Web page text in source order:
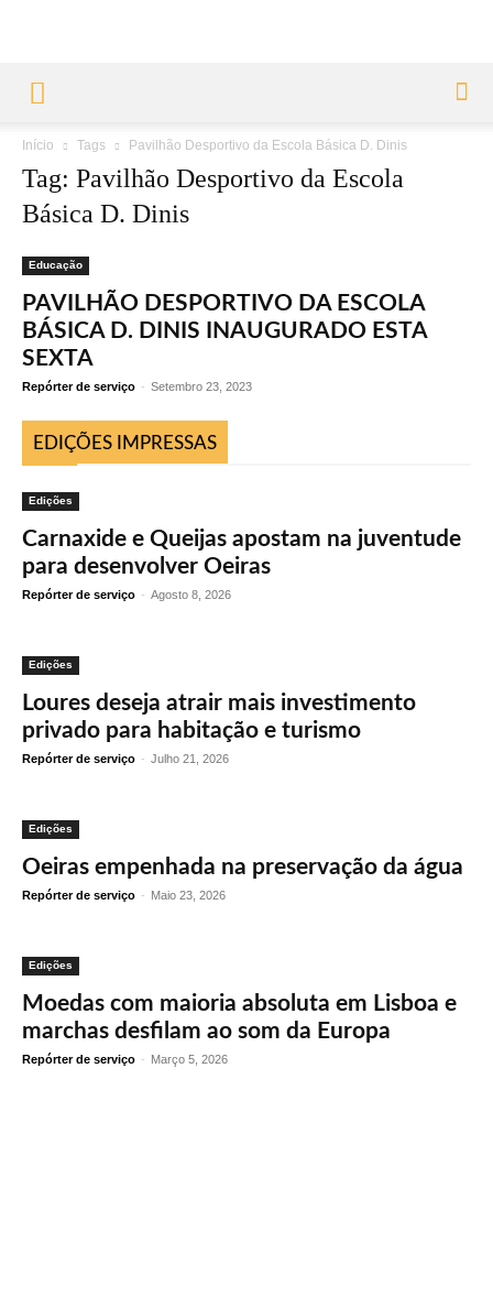
Início Tags Pavilhão Desportivo da Escola Básica D. Dinis
Tag: Pavilhão Desportivo da Escola
Básica D. Dinis
Educação
PAVILHÃO DESPORTIVO DA ESCOLA
BÁSICA D. DINIS INAUGURADO ESTA
SEXTA
Repórter de serviço - Setembro 23, 2023
EDIÇÕES IMPRESSAS
Edições
Carnaxide e Queijas apostam na juventude
para desenvolver Oeiras
Repórter de serviço - Agosto 8, 2026
Edições
Loures deseja atrair mais investimento
privado para habitação e turismo
Repórter de serviço - Julho 21, 2026
Edições
Oeiras empenhada na preservação da água
Repórter de serviço - Maio 23, 2026
Edições
Moedas com maioria absoluta em Lisboa e
marchas desfilam ao som da Europa
Repórter de serviço - Março 5, 2026